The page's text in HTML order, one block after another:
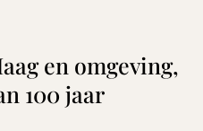
en omgeving,
100 jaar